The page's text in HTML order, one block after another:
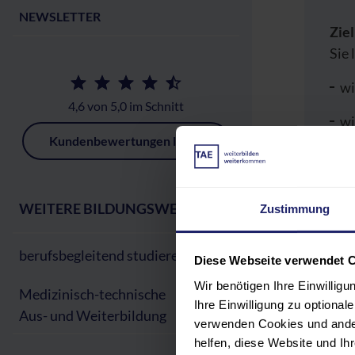
Zustimmung
Diese Webseite verwendet
Wir benötigen Ihre
Ihre Einwilligung zu
verwenden Cookies und
helfen, diese Website und
NEWSLETTER
4,6 von 5,0 im Schnitt
Kundenbewertungen lesen
WEITERE BILDUNGSWEGE:
berufsbegleitend studieren
Medizinisch-technische
Aus- und Weiterbildung
Sie